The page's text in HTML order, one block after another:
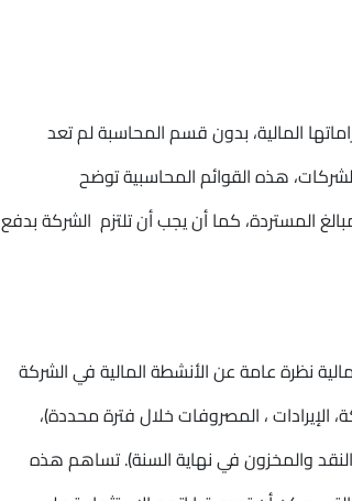
المالية، بدون قسم المحاسبة لم تعد
هذه القوائم المحاسبية توضح
المستردة، كما أن يجب أن تلتزم الشركة بدفع
نظرة عامة عن الأنشطة المالية في الشركة
الإيرادات ، المصروفات خلال فترة محددة)،
والمخزون في نهاية السنة). تساهم هذه